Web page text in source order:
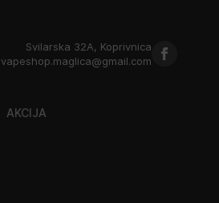
Svilarska 32A, Koprivnica
vapeshop.maglica@gmail.com
AKCIJA